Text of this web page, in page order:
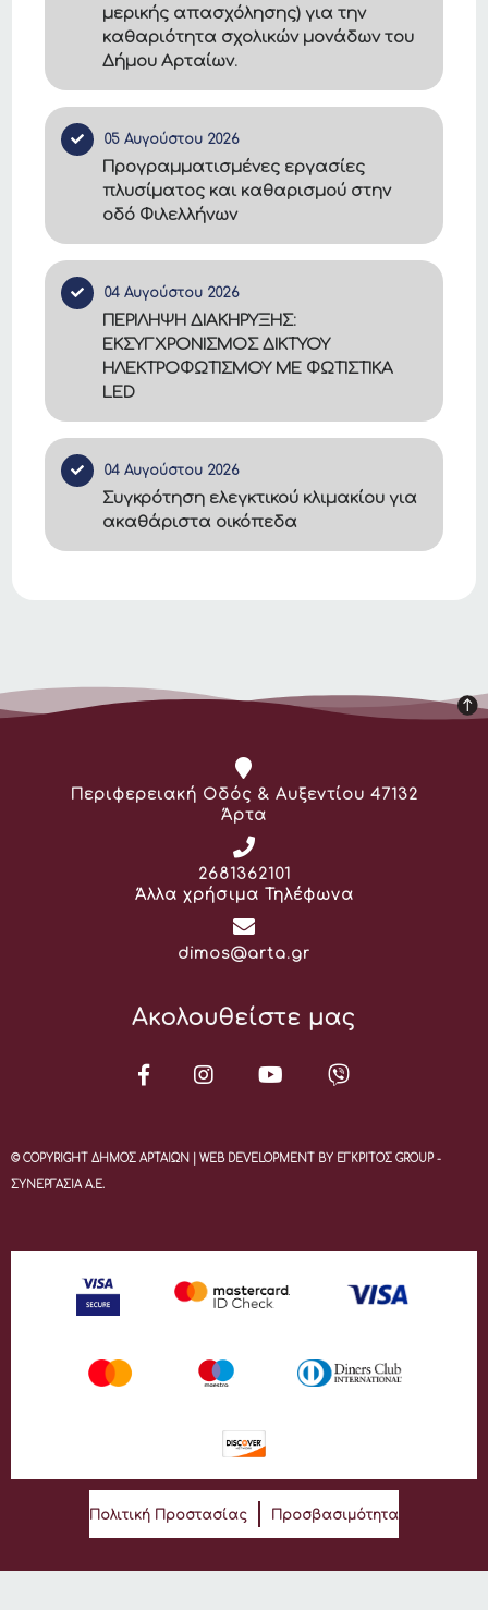
μερικής απασχόλησης) για την
καθαριότητα σχολικών μονάδων του
Δήμου Αρταίων.
05 Αυγούστου 2026
Προγραμματισμένες εργασίες
πλυσίματος και καθαρισμού στην
οδό Φιλελλήνων
04 Αυγούστου 2026
ΠΕΡΙΛΗΨΗ ΔΙΑΚΗΡΥΞΗΣ:
ΕΚΣΥΓΧΡΟΝΙΣΜΟΣ ΔΙΚΤΥΟΥ
ΗΛΕΚΤΡΟΦΩΤΙΣΜΟΥ ΜΕ ΦΩΤΙΣΤΙΚΑ
LED
04 Αυγούστου 2026
Συγκρότηση ελεγκτικού κλιμακίου για
ακαθάριστα οικόπεδα
Διεύθυνση:
Περιφερειακή Οδός & Αυξεντίου 47132
Άρτα
Τηλέφωνο:
2681362101
Άλλα χρήσιμα Τηλέφωνα
Email:
dimos@arta.gr
Ακολουθείστε μας
© COPYRIGHT ΔΗΜΟΣ ΑΡΤΑΙΩΝ | WEB DEVELOPMENT BY ΕΓΚΡΙΤΟΣ GROUP -
ΣΥΝΕΡΓΑΣΙΑ Α.Ε.
Πολιτική Προστασίας Προσβασιμότητα